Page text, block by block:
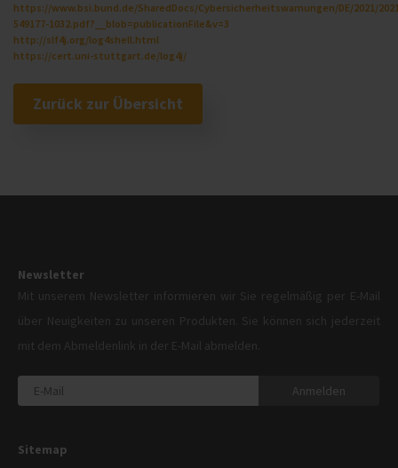
https://www.bsi.bund.de/SharedDocs/Cybersicherheitswarnungen/DE/2021/
549177-1032.pdf?__blob=publicationFile&v=3
http://slf4j.org/log4shell.html
https://cert.uni-stuttgart.de/log4j/
Zurück zur Übersicht
Newsletter
Mit unserem Newsletter informieren wir Sie regelmäßig per E-Mail
über Neuigkeiten zu unseren Produkten. Sie können sich jederzeit
mit dem Abmeldenlink in der E-Mail abmelden.
Anmelden
Sitemap